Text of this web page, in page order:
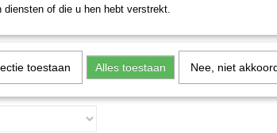
of die u hen hebt verstrekt.
toestaan Alles toestaan Nee, niet